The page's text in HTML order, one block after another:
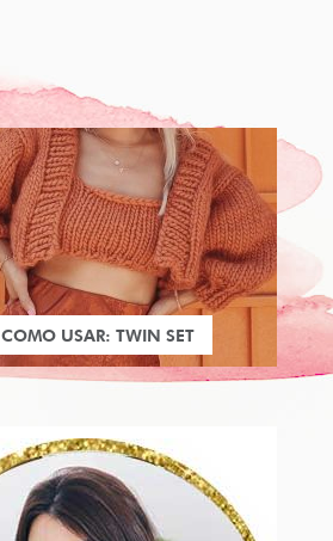
COMO USAR: TWIN SET